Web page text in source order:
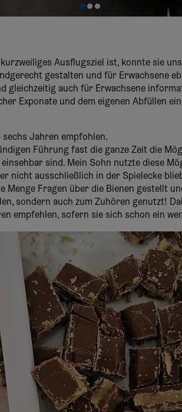
Ausflugsziel ist, konnte sie
gestalten und für Erwachsene
gleichzeitig auch für Erwachsene
Exponate und dem eigenen Abfüllen
Jahren empfohlen.
Führung fast die ganze Zeit die
sind. Mein Sohn nutzte diese
nicht ausschließlich in der Spielecke
Menge Fragen über die Bienen gestellt
sondern auch zum Zuhören genutzt!
empfehlen, sofern sie sich schon ein